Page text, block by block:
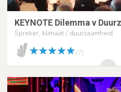
Spreker, klimaat / duurzaamheid
(7)